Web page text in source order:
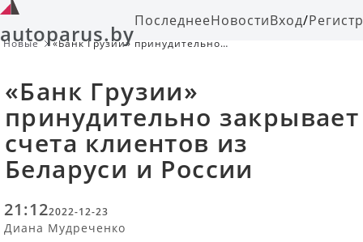
autoparus.byПоследнееНовостиВход/
Новые
«Банк Грузии» принудительно
«Банк Грузии»
принудительно закрывает
счета клиентов из
Беларуси и России
21:122022-12-23
Диана Мудреченко